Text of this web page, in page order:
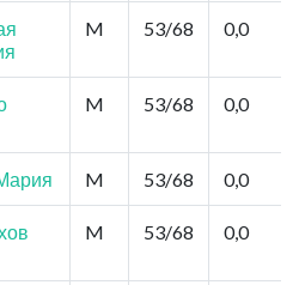
M 53/68 0,0
M 53/68 0,0
M 53/68 0,0
M 53/68 0,0